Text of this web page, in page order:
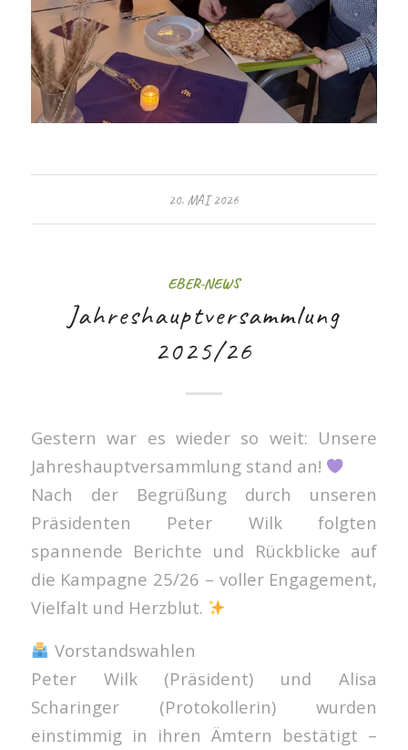
20. MAI 2026
EBER-NEWS
Jahreshauptversammlung
2025/26
Gestern war es wieder so weit: Unsere
Jahreshauptversammlung stand an!
Nach der Begrüßung durch unseren
Präsidenten Peter Wilk folgten
spannende Berichte und Rückblicke auf
die Kampagne 25/26 – voller Engagement,
Vielfalt und Herzblut.
Vorstandswahlen
Peter Wilk (Präsident) und Alisa
Scharinger (Protokollerin) wurden
einstimmig in ihren Ämtern bestätigt –